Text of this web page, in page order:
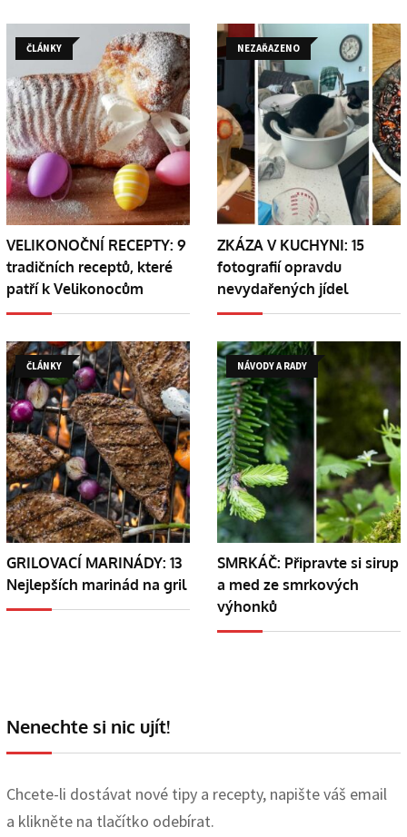
ČLÁNKY
VELIKONOČNÍ RECEPTY: 9
tradičních receptů, které
patří k Velikonocům
NEZAŘAZENO
ZKÁZA V KUCHYNI: 15
fotografií opravdu
nevydařených jídel
ČLÁNKY
GRILOVACÍ MARINÁDY: 13
Nejlepších marinád na gril
NÁVODY A RADY
SMRKÁČ: Připravte si sirup
a med ze smrkových
výhonků
Nenechte si nic ujít!
Chcete-li dostávat nové tipy a recepty, napište váš email
a klikněte na tlačítko odebírat.